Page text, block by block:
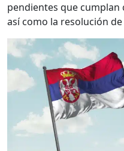
pendientes que cumplan
así como la resolución